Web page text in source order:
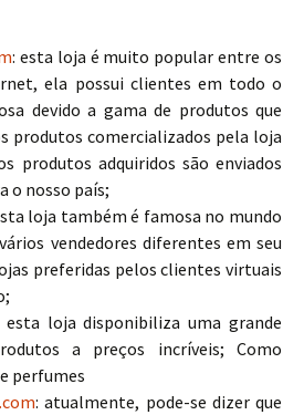
: esta loja é muito popular entre os
ela possui clientes em todo o
devido a gama de produtos que
produtos comercializados pela loja
produtos adquiridos são enviados
o nosso país;
loja também é famosa no mundo
vendedores diferentes em seu
preferidas pelos clientes virtuais
esta loja disponibiliza uma grande
a preços incríveis; Como
perfumes
: atualmente, pode-se dizer que